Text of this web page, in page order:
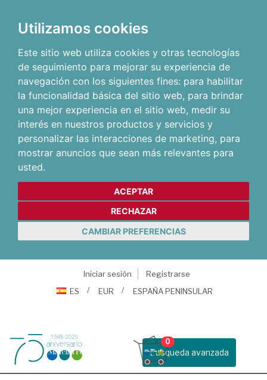
Utilizamos cookies
Este sitio web utiliza cookies y otras tecnologías
de seguimiento para mejorar su experiencia de
navegación con los siguientes fines: para habilitar
la funcionalidad básica del sitio web, para brindar
una mejor experiencia en el sitio web, medir su
interés en nuestros productos y servicios y
personalizar las interacciones de marketing, para
mostrar anuncios que sean más relevantes para
usted.
ACEPTAR
RECHAZAR
CAMBIAR PREFERENCIAS
Iniciar sesión
Registrarse
ES
EUR ESPAÑA PENINSULAR
Busqueda avanzada
0